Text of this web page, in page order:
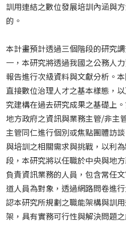
訓用連結之數位發展培訓內涵與
的。
本計畫預計透過三個階段的研究
一，本研究將透過我國之公務人
報告進行次級資料與文獻分析。
直接數位治理人才之基本樣態，
究建構在過去研究成果之基礎上
地方政府之資訊與業務主管/非主
主管同仁進行個別或焦點團體訪
與培訓之相關需求與挑戰，以利
段，本研究將以任職於中央與地
負責資訊業務的人員，包含常任
道人員為對象，透過網路問卷進
認本研究所規劃之職能架構與訓
架，具有實務可行性與解決問題